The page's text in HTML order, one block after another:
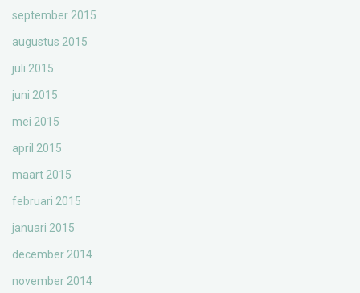
september 2015
augustus 2015
juli 2015
juni 2015
mei 2015
april 2015
maart 2015
februari 2015
januari 2015
december 2014
november 2014